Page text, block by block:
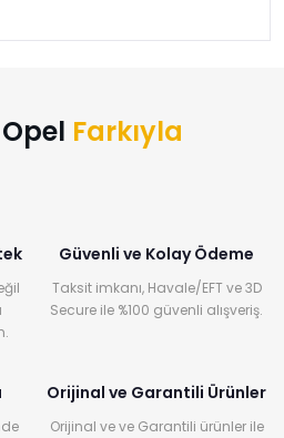
Farkıyla
Güvenli ve Kolay Ödeme
Taksit imkanı, Havale/EFT ve 3D
Secure ile %100 güvenli alışveriş.
Orijinal ve Garantili Ürünler
Orijinal ve ve Garantili ürünler ile